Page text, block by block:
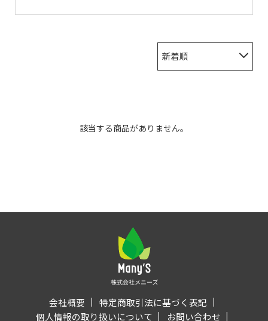
新着順
該当する商品がありません。
会社概要
特定商取引法に基づく表記
個人情報の取り扱いについて
お問い合わせ